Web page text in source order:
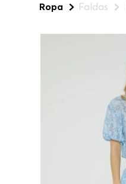
Ropa Faldas